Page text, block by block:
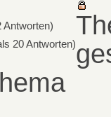
Antworten)
20 Antworten)